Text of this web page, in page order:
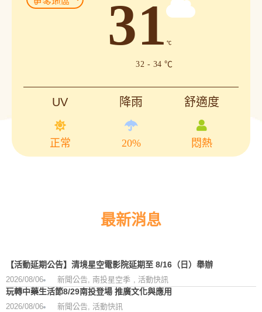
31℃
32 - 34 ℃
UV
正常
降雨
20%
舒適度
悶熱
最新消息
【活動延期公告】清境星空電影院延期至 8/16（日）舉辦
2026/08/06 新聞公告, 南投星空季 , 活動快訊
玩轉中藥生活節8/29南投登場 推廣文化與應用
2026/08/06 新聞公告, 活動快訊